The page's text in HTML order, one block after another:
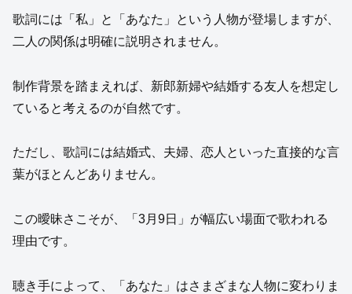
歌詞には「私」と「あなた」という人物が登場しますが、
二人の関係は明確に説明されません。
制作背景を踏まえれば、新郎新婦や結婚する友人を想定し
ていると考えるのが自然です。
ただし、歌詞には結婚式、夫婦、恋人といった直接的な言
葉がほとんどありません。
この曖昧さこそが、「3月9日」が幅広い場面で歌われる
理由です。
聴き手によって、「あなた」はさまざまな人物に変わりま